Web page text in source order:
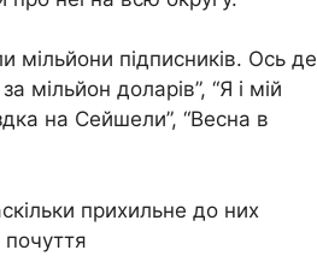
мільйони підписників. Ось де
доларів”, “Я і мій
на Сейшели”, “Весна в
прихильне до них